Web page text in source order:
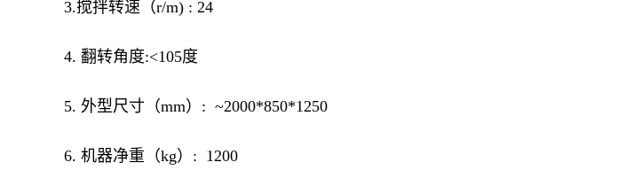
3.搅拌转速（r/m) : 24
4. 翻转角度:<105度
5. 外型尺寸（mm）: ~2000*850*1250
6. 机器净重（kg）: 1200